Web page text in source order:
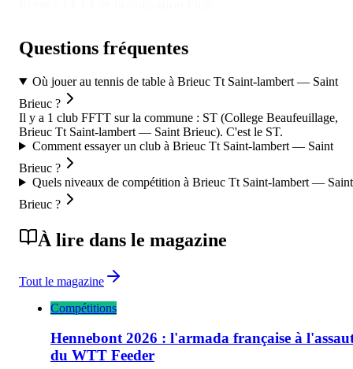
Questions fréquentes
Où jouer au tennis de table à Brieuc Tt Saint-lambert — Saint
Brieuc ?
Il y a 1 club FFTT sur la commune : ST (College Beaufeuillage,
Brieuc Tt Saint-lambert — Saint Brieuc). C'est le ST.
Comment essayer un club à Brieuc Tt Saint-lambert — Saint
Brieuc ?
Quels niveaux de compétition à Brieuc Tt Saint-lambert — Saint
Brieuc ?
À lire dans le magazine
Tout le magazine
Compétitions
Hennebont 2026 : l'armada française à
du WTT Feeder